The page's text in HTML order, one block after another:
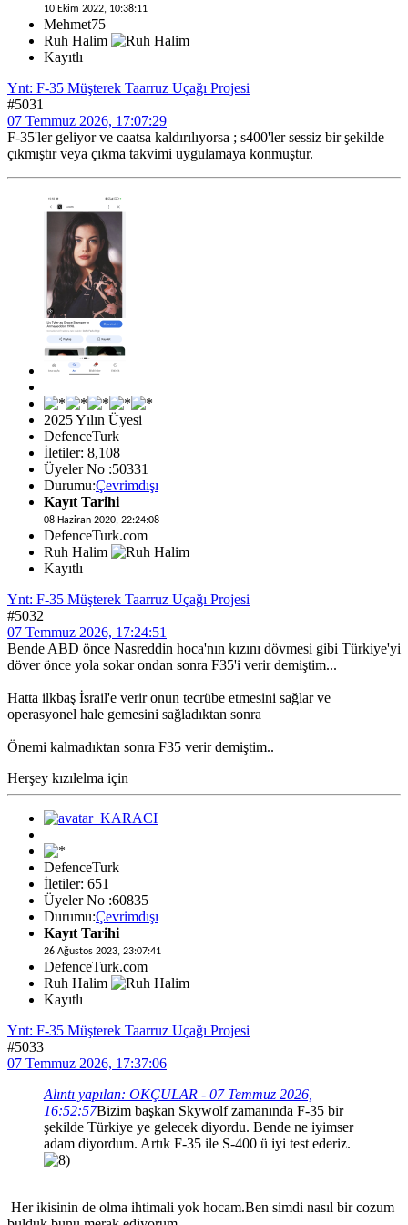
10 Ekim 2022, 10:38:11
Mehmet75
Ruh Halim
Kayıtlı
Ynt: F-35 Müşterek Taarruz Uçağı Projesi
#5031
07 Temmuz 2026, 17:07:29
F-35'ler geliyor ve caatsa kaldırılıyorsa ; s400'ler sessiz bir şekilde
çıkmıştır veya çıkma takvimi uygulamaya konmuştur.
2025 Yılın Üyesi
DefenceTurk
İletiler: 8,108
Üyeler No :50331
Durumu:Çevrimdışı
Kayıt Tarihi
08 Haziran 2020, 22:24:08
DefenceTurk.com
Ruh Halim
Kayıtlı
Ynt: F-35 Müşterek Taarruz Uçağı Projesi
#5032
07 Temmuz 2026, 17:24:51
Bende ABD önce Nasreddin hoca'nın kızını dövmesi gibi Türkiye'yi
döver önce yola sokar ondan sonra F35'i verir demiştim...
Hatta ilkbaş İsrail'e verir onun tecrübe etmesini sağlar ve
operasyonel hale gemesini sağladıktan sonra
Önemi kalmadıktan sonra F35 verir demiştim..
Herşey kızılelma için
DefenceTurk
İletiler: 651
Üyeler No :60835
Durumu:Çevrimdışı
Kayıt Tarihi
26 Ağustos 2023, 23:07:41
DefenceTurk.com
Ruh Halim
Kayıtlı
Ynt: F-35 Müşterek Taarruz Uçağı Projesi
#5033
07 Temmuz 2026, 17:37:06
Alıntı yapılan: OKÇULAR - 07 Temmuz 2026,
16:52:57Bizim başkan Skywolf zamanında F-35 bir
şekilde Türkiye ye gelecek diyordu. Bende ne iyimser
adam diyordum. Artık F-35 ile S-400 ü iyi test ederiz.
Her ikisinin de olma ihtimali yok hocam.Ben simdi nasıl bir cozum